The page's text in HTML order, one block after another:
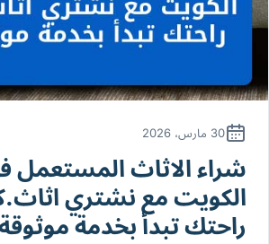
30 مارس، 2026
شراء الاثاث المستعمل
الكويت مع نشتري
راحتك تبدأ بخدمة